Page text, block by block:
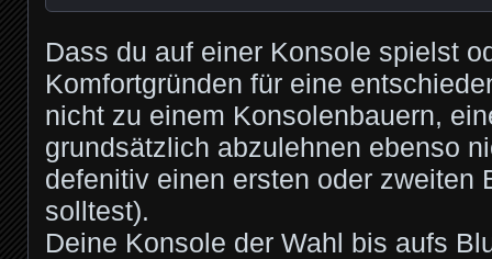
Dass du auf einer Konsole spielst
Komfortgründen für eine
nicht zu einem Konsolenbauern,
grundsätzlich abzulehnen ebenso
defenitiv einen ersten oder zweiten
solltest).
Deine Konsole der Wahl bis aufs